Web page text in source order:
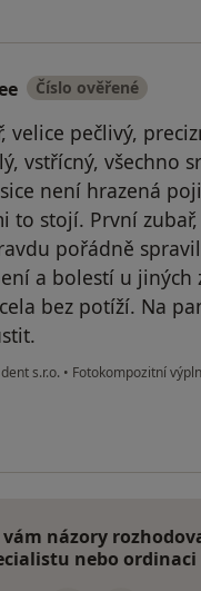
Číslo ověřené
velice pečlivý,
vstřícný, všechno
není hrazená
to stojí. První
pořádně
a bolestí u jiných
bez potíží. Na
s.r.o. • Fotokompozitní
Gretchen Bee
názory
nebo